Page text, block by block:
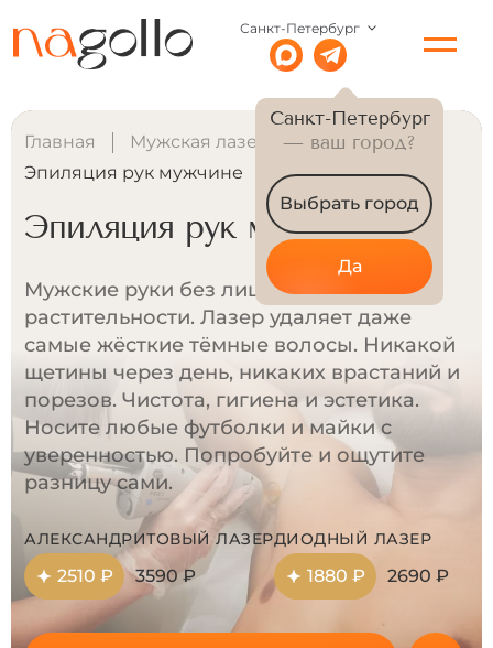
Санкт-Петербург
Санкт-Петербург
— ваш город?
Выбрать город
Да
Главная
Мужская лазерная эпиляция
Эпиляция рук мужчине
Эпиляция рук мужчине
Мужские руки без лишней
растительности. Лазер удаляет даже
самые жёсткие тёмные волосы. Никакой
щетины через день, никаких врастаний и
порезов. Чистота, гигиена и эстетика.
Носите любые футболки и майки с
уверенностью. Попробуйте и ощутите
разницу сами.
АЛЕКСАНДРИТОВЫЙ ЛАЗЕР
2510 ₽ 3590 ₽
ДИОДНЫЙ ЛАЗЕР
1880 ₽ 2690 ₽